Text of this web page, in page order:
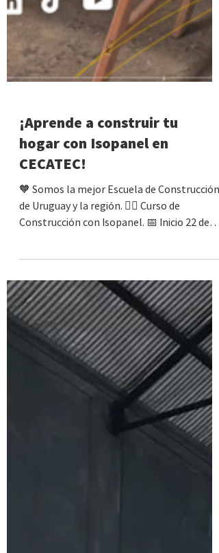
CECATEC!
🧡 Somos la mejor Escuela de Construcción
de Uruguay y la región. 👷‍♂️ Curso de
Construcción con Isopanel. 📅 Inicio 22 de
marzo. ⚠️...